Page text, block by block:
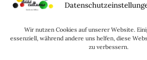
Wir nutzen Cookies auf unserer Website.
essenziell, während andere uns helfen, diese
zu verbessern.
Oi, eu sou a Rode. Saiba
HIERerfahrt ihr mehr